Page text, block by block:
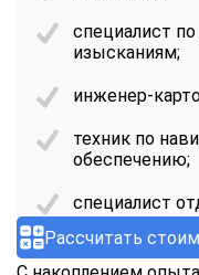
Рассчитать
специалист
изысканиям;
инженер-
техник по
обеспечению;
специалист